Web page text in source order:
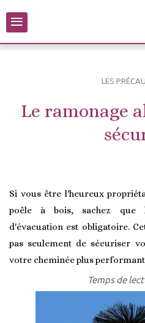
≡
LES
Le ramonage
Si vous être l'heureux
poêle à bois, sachez que
d'évacuation est obligatoire.
pas seulement de sécuriser
votre cheminée plus
Temps de